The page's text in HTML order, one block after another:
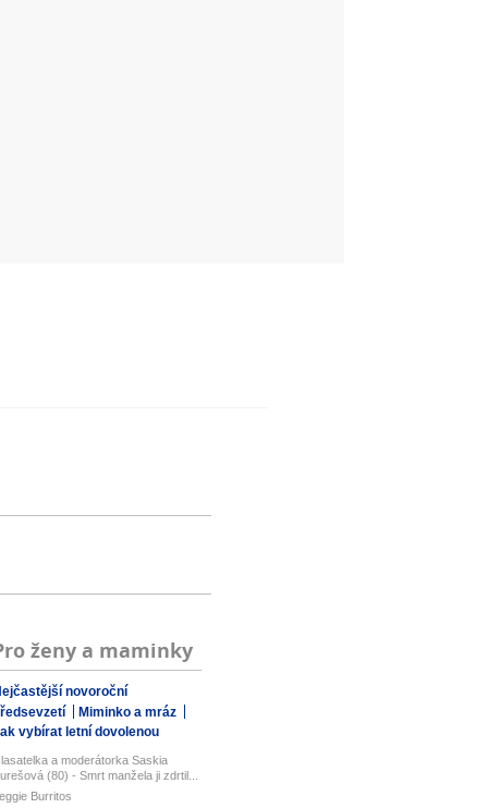
ženy a maminky
novoroční
Miminko a mráz
vybírat letní dovolenou
a moderátorka Saskia
(80) - Smrt manžela ji zdrtil...
Burritos